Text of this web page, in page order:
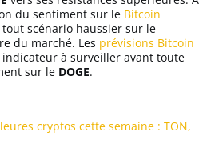
du sentiment sur le Bitcoin
scénario haussier sur le
du marché. Les prévisions Bitcoin
à surveiller avant toute
sur le DOGE.
cryptos cette semaine : TON,